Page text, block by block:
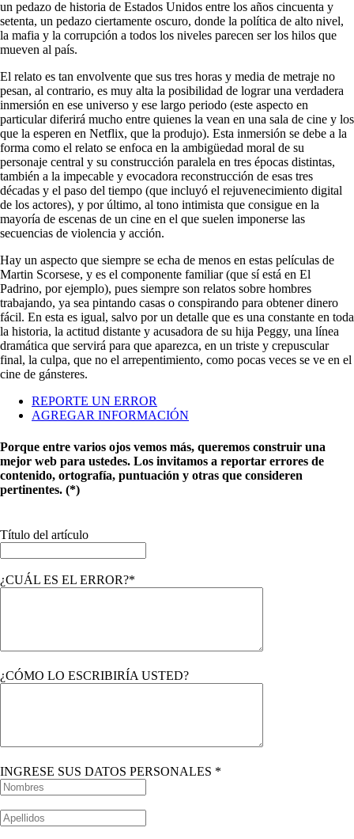
un pedazo de historia de Estados Unidos entre los años cincuenta y
setenta, un pedazo ciertamente oscuro, donde la política de alto nivel,
la mafia y la corrupción a todos los niveles parecen ser los hilos que
mueven al país.
El relato es tan envolvente que sus tres horas y media de metraje no
pesan, al contrario, es muy alta la posibilidad de lograr una verdadera
inmersión en ese universo y ese largo periodo (este aspecto en
particular diferirá mucho entre quienes la vean en una sala de cine y los
que la esperen en Netflix, que la produjo). Esta inmersión se debe a la
forma como el relato se enfoca en la ambigüedad moral de su
personaje central y su construcción paralela en tres épocas distintas,
también a la impecable y evocadora reconstrucción de esas tres
décadas y el paso del tiempo (que incluyó el rejuvenecimiento digital
de los actores), y por último, al tono intimista que consigue en la
mayoría de escenas de un cine en el que suelen imponerse las
secuencias de violencia y acción.
Hay un aspecto que siempre se echa de menos en estas películas de
Martin Scorsese, y es el componente familiar (que sí está en El
Padrino, por ejemplo), pues siempre son relatos sobre hombres
trabajando, ya sea pintando casas o conspirando para obtener dinero
fácil. En esta es igual, salvo por un detalle que es una constante en toda
la historia, la actitud distante y acusadora de su hija Peggy, una línea
dramática que servirá para que aparezca, en un triste y crepuscular
final, la culpa, que no el arrepentimiento, como pocas veces se ve en el
cine de gánsteres.
REPORTE UN ERROR
AGREGAR INFORMACIÓN
Porque entre varios ojos vemos más, queremos construir una
mejor web para ustedes. Los invitamos a reportar errores de
contenido, ortografía, puntuación y otras que consideren
pertinentes. (*)
Título del artículo
¿CUÁL ES EL ERROR?*
¿CÓMO LO ESCRIBIRÍA USTED?
INGRESE SUS DATOS PERSONALES *